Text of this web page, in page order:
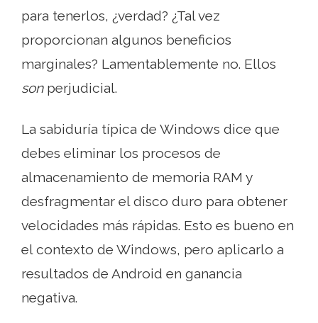
para tenerlos, ¿verdad? ¿Tal vez
proporcionan algunos beneficios
marginales? Lamentablemente no. Ellos
sonperjudicial.
La sabiduría típica de Windows dice que
debes eliminar los procesos de
almacenamiento de memoria RAM y
desfragmentar el disco duro para obtener
velocidades más rápidas. Esto es bueno en
el contexto de Windows, pero aplicarlo a
resultados de Android en ganancia
negativa.